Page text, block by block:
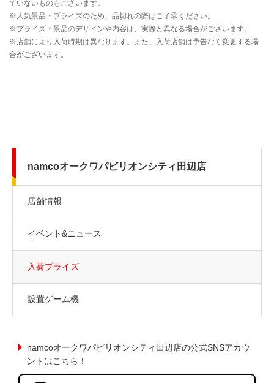
namcoオークワパビリオンシティ田辺店
店舗情報
イベント&ニュース
入荷プライズ
設置ゲーム機
namcoオークワパビリオンシティ田辺店の公式SNSアカウ
ントはこちら！